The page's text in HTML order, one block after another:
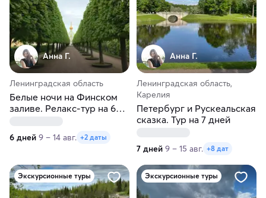
Анна Г.
Ленинградская область
Белые ночи на Финском
заливе. Релакс-тур на 6
экскурсиями
6 дней 9 – 14 авг. +2 даты
Анна Г.
Ленинградская область,
Карелия
Петербург и Рускеальская
сказка. Тур на 7 дней
7 дней 9 – 15 авг. +8 дат
Экскурсионные туры Экскурсионные туры